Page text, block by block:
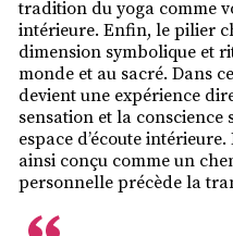
tradition du yoga comme
intérieure. Enfin, le pilier
dimension symbolique et
monde et au sacré. Dans
devient une expérience
sensation et la
espace d’écoute
ainsi conçu comme un
personnelle précède la